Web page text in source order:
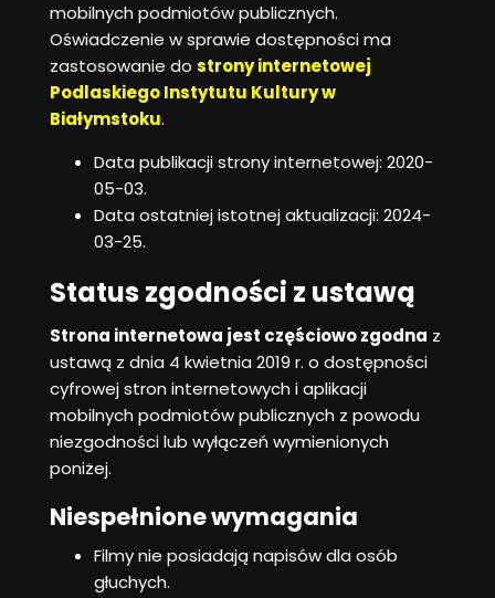
mobilnych podmiotów publicznych.
Oświadczenie w sprawie dostępności ma
zastosowanie do strony internetowej
Podlaskiego Instytutu Kultury w
Białymstoku.
Data publikacji strony internetowej: 2020-
05-03.
Data ostatniej istotnej aktualizacji: 2024-
03-25.
Status zgodności z ustawą
Strona internetowa jest częściowo zgodna z
ustawą z dnia 4 kwietnia 2019 r. o dostępności
cyfrowej stron internetowych i aplikacji
mobilnych podmiotów publicznych z powodu
niezgodności lub wyłączeń wymienionych
poniżej.
Niespełnione wymagania
Filmy nie posiadają napisów dla osób
głuchych.